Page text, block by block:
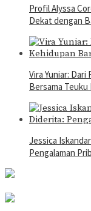
Profil Alyssa
Dekat dengan
Vira Yuniar:
Bersama Teuku
Jessica
Pengalaman